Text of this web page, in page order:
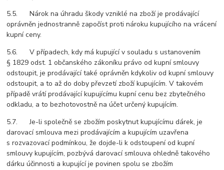
5.5. Nárok na úhradu škody vzniklé na zboží je prodávající
oprávněn jednostranně započíst proti nároku kupujícího na vrácení
kupní ceny.
5.6. V případech, kdy má kupující v souladu s ustanovením
§ 1829 odst. 1 občanského zákoníku právo od kupní smlouvy
odstoupit, je prodávající také oprávněn kdykoliv od kupní smlouvy
odstoupit, a to až do doby převzetí zboží kupujícím. V takovém
případě vrátí prodávající kupujícímu kupní cenu bez zbytečného
odkladu, a to bezhotovostně na účet určený kupujícím.
5.7. Je-li společně se zbožím poskytnut kupujícímu dárek, je
darovací smlouva mezi prodávajícím a kupujícím uzavřena
s rozvazovací podmínkou, že dojde-li k odstoupení od kupní
smlouvy kupujícím, pozbývá darovací smlouva ohledně takového
dárku účinnosti a kupující je povinen spolu se zbožím